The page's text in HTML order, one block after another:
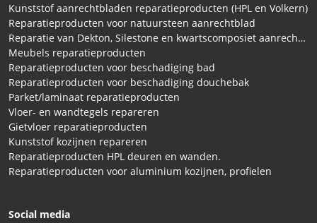
Kunststof aanrechtbladen reparatieproducten (HPL en Volkern)
Reparatieproducten voor natuursteen aanrechtblad
Reparatie van Dekton, Silestone en kwartscomposiet aanrechtbladen
Meubels reparatieproducten
Reparatieproducten voor beschadiging bad
Reparatieproducten voor beschadiging douchebak
Parket/laminaat reparatieproducten
Vloer- en wandtegels repareren
Gietvloer reparatieproducten
Kunststof kozijnen repareren
Reparatieproducten HPL deuren en wanden.
Reparatieproducten voor aluminium kozijnen, profielen
Social media